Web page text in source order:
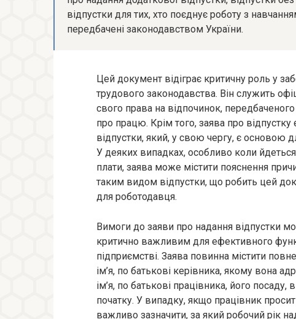
відпустки для тих, хто поєднує роботу з
передбачені законодавством України.
Цей документ відіграє критичну роль у
трудового законодавства. Він служить
свого права на відпочинок,
про працю. Крім того, заява про
відпустки, який, у свою чергу, є основою
У деяких випадках, особливо коли
плати, заява може містити пояснення
таким видом відпустки, що робить цей
для роботодавця.
Вимоги до заяви про надання відпустки
критично важливим для ефективного
підприємстві. Заява повинна містити
ім’я, по батькові керівника, якому вона
ім’я, по батькові працівника, його посаду,
початку. У випадку, якщо працівник
важливо зазначити, за який робочий рік